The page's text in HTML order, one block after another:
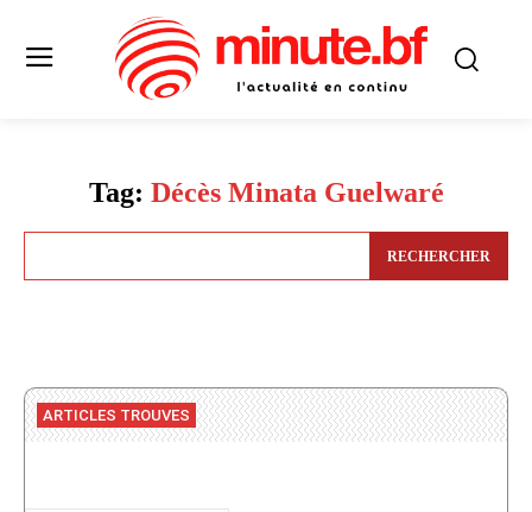
Tag: Décès Minata Guelwaré
RECHERCHER
ARTICLES TROUVES